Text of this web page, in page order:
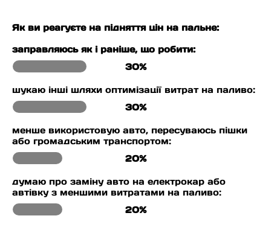
Як ви реагуєте на підняття цін на пальне:
заправляюсь як і раніше, що робити:
30%
шукаю інші шляхи оптимізації витрат на паливо:
30%
менше використовую авто, пересуваюсь пішки
або громадським транспортом:
20%
думаю про заміну авто на електрокар або
автівку з меншими витратами на паливо:
20%